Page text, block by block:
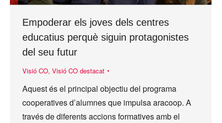
Empoderar els joves dels centres
educatius perquè siguin protagonistes
del seu futur
Visió CO, Visió CO destacat
Aquest és el principal objectiu del programa
cooperatives d’alumnes que impulsa aracoop. A
través de diferents accions formatives amb el